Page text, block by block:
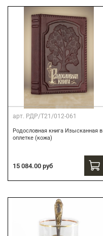
арт. РДР/Т21/012-061
Родословная книга Изысканная в
оплетке (кожа)
15 084.00 руб